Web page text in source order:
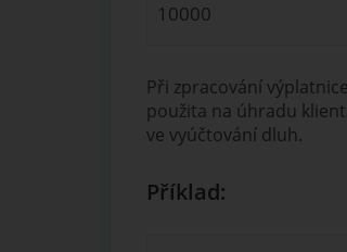
10000
Při zpracování
použita na úhradu
ve vyúčtování dluh.
Příklad: